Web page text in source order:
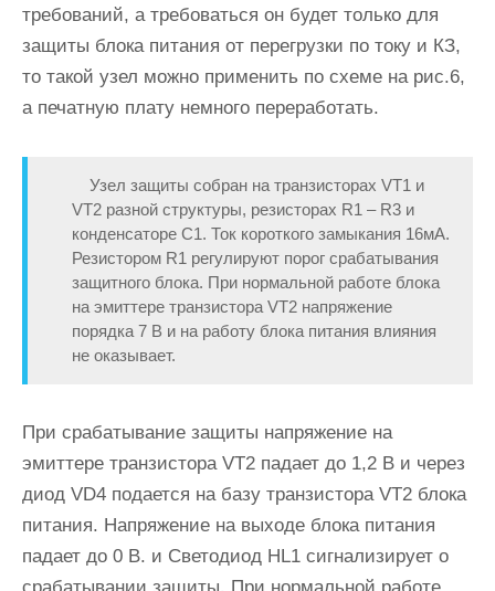
требований, а требоваться он будет только для
защиты блока питания от перегрузки по току и КЗ,
то такой узел можно применить по схеме на рис.6,
а печатную плату немного переработать.
Узел защиты собран на транзисторах VT1 и
VT2 разной структуры, резисторах R1 – R3 и
конденсаторе С1. Ток короткого замыкания 16мА.
Резистором R1 регулируют порог срабатывания
защитного блока. При нормальной работе блока
на эмиттере транзистора VT2 напряжение
порядка 7 В и на работу блока питания влияния
не оказывает.
При срабатывание защиты напряжение на
эмиттере транзистора VT2 падает до 1,2 В и через
диод VD4 подается на базу транзистора VT2 блока
питания. Напряжение на выходе блока питания
падает до 0 В. и Светодиод HL1 сигнализирует о